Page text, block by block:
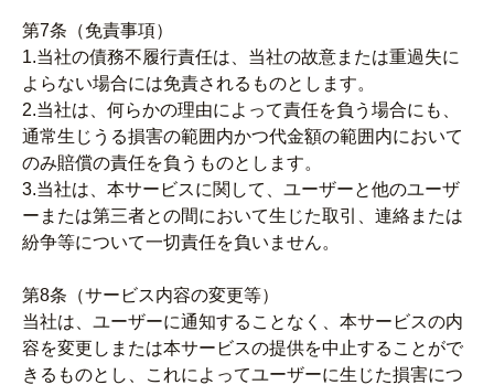
第7条（免責事項）
1.当社の債務不履行責任は、当社の故意または重過失に
よらない場合には免責されるものとします。
2.当社は、何らかの理由によって責任を負う場合にも、
通常生じうる損害の範囲内かつ代金額の範囲内において
のみ賠償の責任を負うものとします。
3.当社は、本サービスに関して、ユーザーと他のユーザ
ーまたは第三者との間において生じた取引、連絡または
紛争等について一切責任を負いません。
第8条（サービス内容の変更等）
当社は、ユーザーに通知することなく、本サービスの内
容を変更しまたは本サービスの提供を中止することがで
きるものとし、これによってユーザーに生じた損害につ